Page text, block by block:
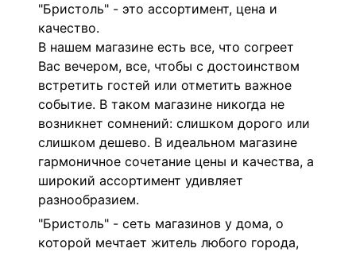
"Бристоль" - это ассортимент, цена и
качество.
В нашем магазине есть все, что согреет
Вас вечером, все, чтобы с достоинством
встретить гостей или отметить важное
событие. В таком магазине никогда не
возникнет сомнений: слишком дорого или
слишком дешево. В идеальном магазине
гармоничное сочетание цены и качества, а
широкий ассортимент удивляет
разнообразием.
"Бристоль" - сеть магазинов у дома, о
которой мечтает житель любого города,